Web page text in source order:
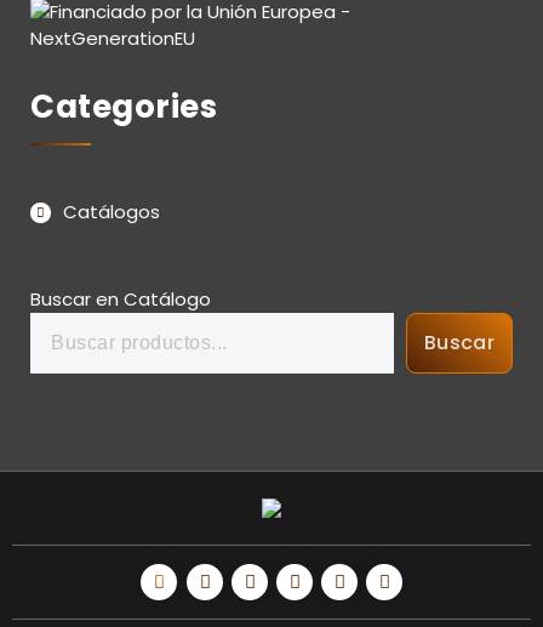
Categories
Catálogos
Buscar en Catálogo
Buscar